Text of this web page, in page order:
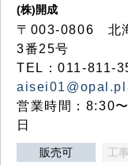
(株)開成
〒003-0806 北
3番25号
TEL：011-811-
営業時間：8:30
日
販売可 工